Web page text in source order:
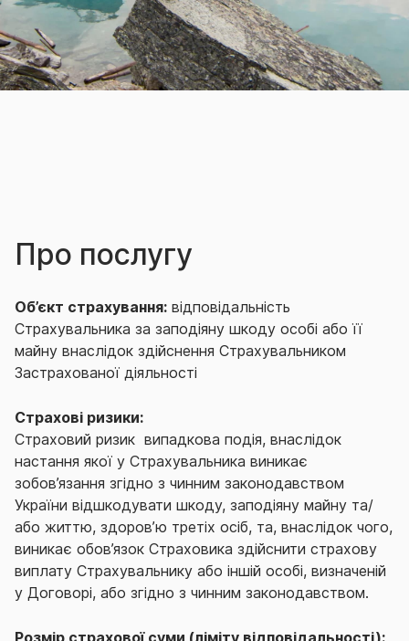
Про послугу
Об’єкт страхування: відповідальність
Страхувальника за заподіяну шкоду особі або її
майну внаслідок здійснення Страхувальником
Застрахованої діяльності
Страхові ризики:
Страховий ризик ­ випадкова подія, внаслідок
настання якої у Страхувальника виникає
зобов’язання згідно з чинним законодавством
України відшкодувати шкоду, заподіяну майну та/
або життю, здоров’ю третіх осіб, та, внаслідок чого,
виникає обов’язок Страховика здійснити страхову
виплату Страхувальнику або іншій особі, визначеній
у Договорі, або згідно з чинним законодавством.